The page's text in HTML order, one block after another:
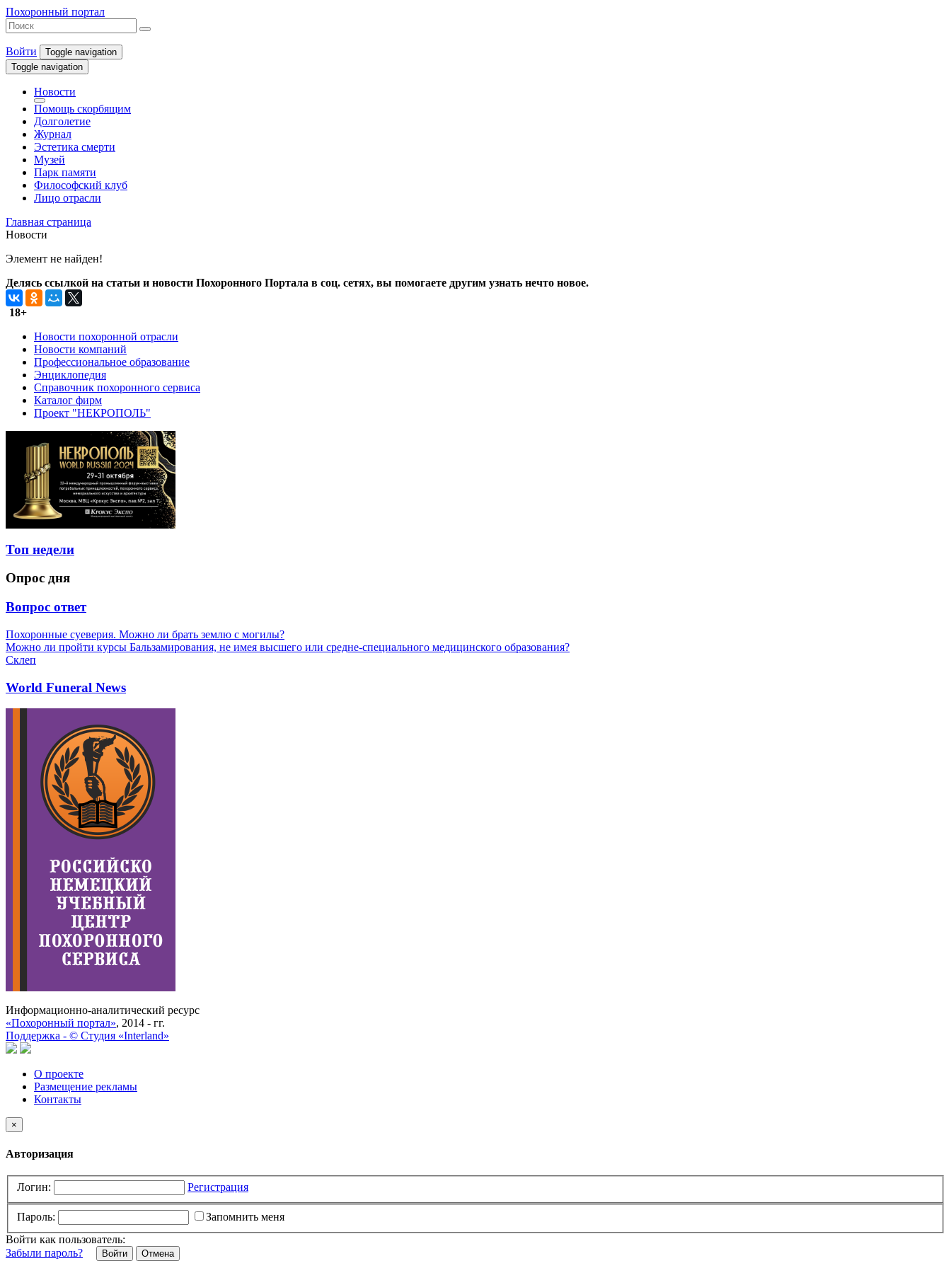
Похоронный портал
Войти
Toggle navigation
Toggle navigation
Новости
Помощь скорбящим
Долголетие
Журнал
Эстетика смерти
Музей
Парк памяти
Философский клуб
Лицо отрасли
Главная страница
Новости
Элемент не найден!
Делясь ссылкой на статьи и новости Похоронного Портала в соц. сетях, вы помогаете другим узнать нечто новое.
18+
Новости похоронной отрасли
Новости компаний
Профессиональное образование
Энциклопедия
Справочник похоронного сервиса
Каталог фирм
Проект "НЕКРОПОЛЬ"
Топ недели
Опрос дня
Вопрос ответ
Похоронные суеверия. Можно ли брать землю с могилы?
Можно ли пройти курсы Бальзамирования, не имея высшего или средне-специального медицинского образования?
Склеп
World Funeral News
Информационно-аналитический ресурс
«Похоронный портал», 2014 - гг.
Поддержка - © Cтудия «Interland»
О проекте
Размещение рекламы
Контакты
×
Авторизация
Логин: Регистрация
Пароль:
Запомнить меня
Войти как пользователь:
Забыли пароль?
Отмена